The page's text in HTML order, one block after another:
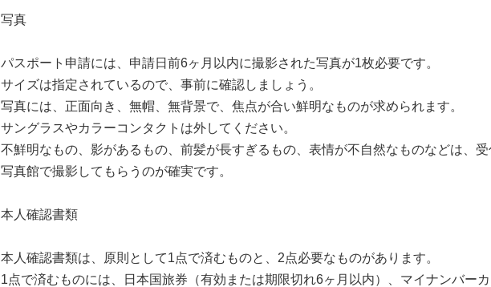
写真
パスポート申請には、申請日前6ヶ月以内に撮影された写真が1枚必要です。
サイズは指定されているので、事前に確認しましょう。
写真には、正面向き、無帽、無背景で、焦点が合い鮮明なものが求められます。
サングラスやカラーコンタクトは外してください。
不鮮明なもの、影があるもの、前髪が長すぎるもの、表情が不自然なものなどは、受
写真館で撮影してもらうのが確実です。
本人確認書類
本人確認書類は、原則として1点で済むものと、2点必要なものがあります。
1点で済むものには、日本国旅券（有効または期限切れ6ヶ月以内）、マイナンバー